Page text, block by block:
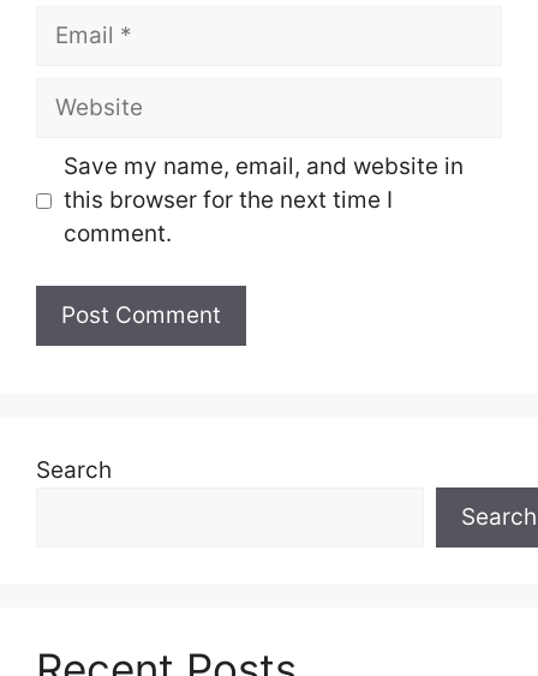
Email
Website
Save my name, email, and website in
this browser for the next time I
comment.
Search
Search